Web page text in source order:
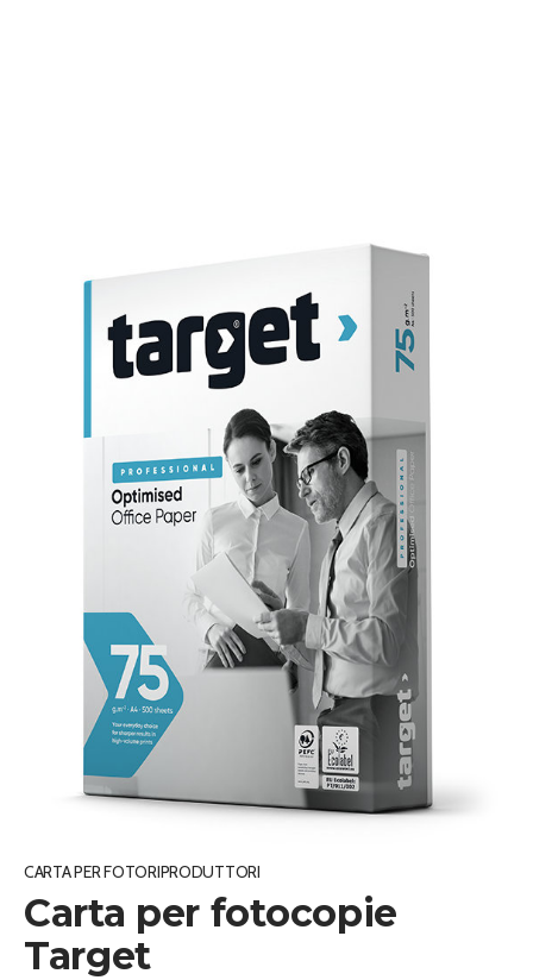
CARTA PER FOTORIPRODUTTORI
Carta per fotocopie
Target